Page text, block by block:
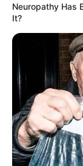
Neuropathy Has
It?